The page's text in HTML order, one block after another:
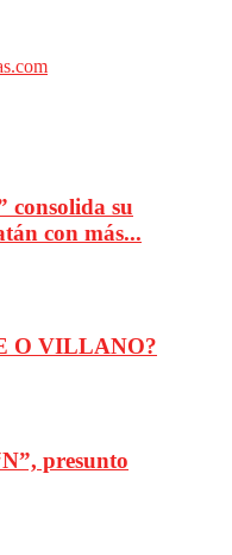
consolida su
con más...
O VILLANO?
presunto